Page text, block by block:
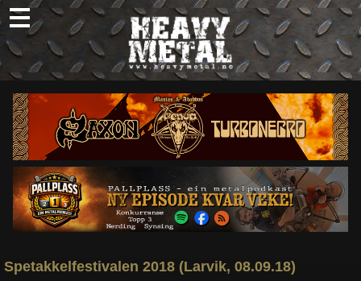
Skip
to
content
Nyheter
Omtaler
Intervjuer
Om oss
Abonner
Søk
Spetakkelfestivalen 2018 (Larvik, 08.09.18)